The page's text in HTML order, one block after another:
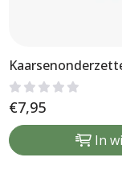
€7,95
In